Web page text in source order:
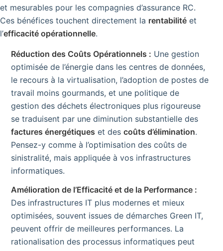
et mesurables pour les compagnies d’assurance RC.
Ces bénéfices touchent directement la rentabilité et
l’efficacité opérationnelle.
Réduction des Coûts Opérationnels : Une gestion
optimisée de l’énergie dans les centres de données,
le recours à la virtualisation, l’adoption de postes de
travail moins gourmands, et une politique de
gestion des déchets électroniques plus rigoureuse
se traduisent par une diminution substantielle des
factures énergétiques et des coûts d’élimination.
Pensez-y comme à l’optimisation des coûts de
sinistralité, mais appliquée à vos infrastructures
informatiques.
Amélioration de l’Efficacité et de la Performance :
Des infrastructures IT plus modernes et mieux
optimisées, souvent issues de démarches Green IT,
peuvent offrir de meilleures performances. La
rationalisation des processus informatiques peut